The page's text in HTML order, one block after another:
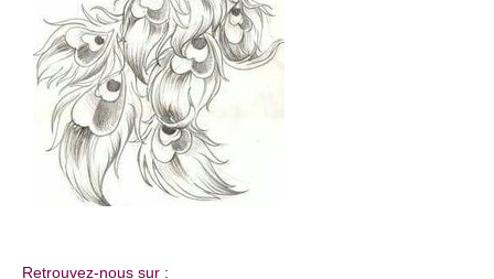
Retrouvez-nous sur :